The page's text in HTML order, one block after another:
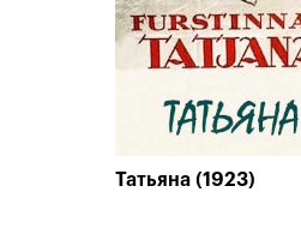
Татьяна (1923)